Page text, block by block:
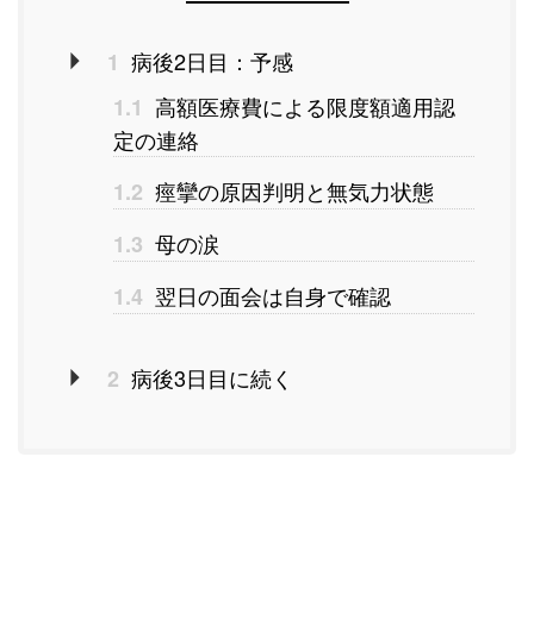
1 病後2日目：予感
1.1 高額医療費による限度額適用認
定の連絡
1.2 痙攣の原因判明と無気力状態
1.3 母の涙
1.4 翌日の面会は自身で確認
2 病後3日目に続く